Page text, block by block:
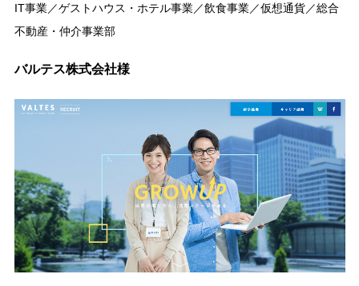
IT事業／ゲストハウス・ホテル事業／飲食事業／仮想通貨／総合
不動産・仲介事業部
バルテス株式会社様